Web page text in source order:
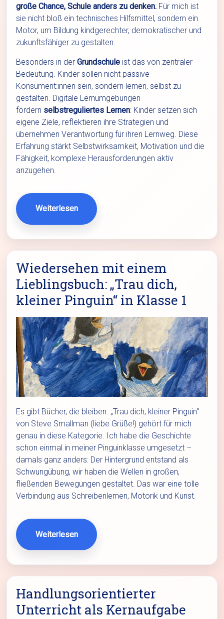
große Chance, Schule anders zu denken. Für mich ist
sie nicht bloß ein technisches Hilfsmittel, sondern ein
Motor, um Bildung kindgerechter, demokratischer und
zukunftsfähiger zu gestalten.
Besonders in derGrundschule ist das von zentraler
Bedeutung. Kinder sollen nicht passive
Konsument:innen sein, sondern lernen, selbst zu
gestalten. Digitale Lernumgebungen
fördern selbstreguliertes Lernen: Kinder setzen sich
eigene Ziele, reflektieren ihre Strategien und
übernehmen Verantwortung für ihren Lernweg. Diese
Erfahrung stärkt Selbstwirksamkeit, Motivation und die
Fähigkeit, komplexe Herausforderungen aktiv
anzugehen.
Weiterlesen
Wiedersehen mit einem
Lieblingsbuch: „Trau dich,
kleiner Pinguin“ in Klasse 1
Es gibt Bücher, die bleiben. „Trau dich, kleiner Pinguin“
von Steve Smallman (liebe Grüße!) gehört für mich
genau in diese Kategorie. Ich habe die Geschichte
schon einmal in meiner Pinguinklasse umgesetzt –
damals ganz anders: Der Hintergrund entstand als
Schwungübung, wir haben die Wellen in großen,
fließenden Bewegungen gestaltet. Das war eine tolle
Verbindung aus Schreibenlernen, Motorik und Kunst.
Weiterlesen
Handlungsorientierter
Unterricht als Kernaufgabe